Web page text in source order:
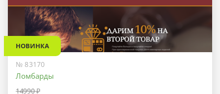
НОВИНКА
№ 83170
Ломбарды
14990 ₽